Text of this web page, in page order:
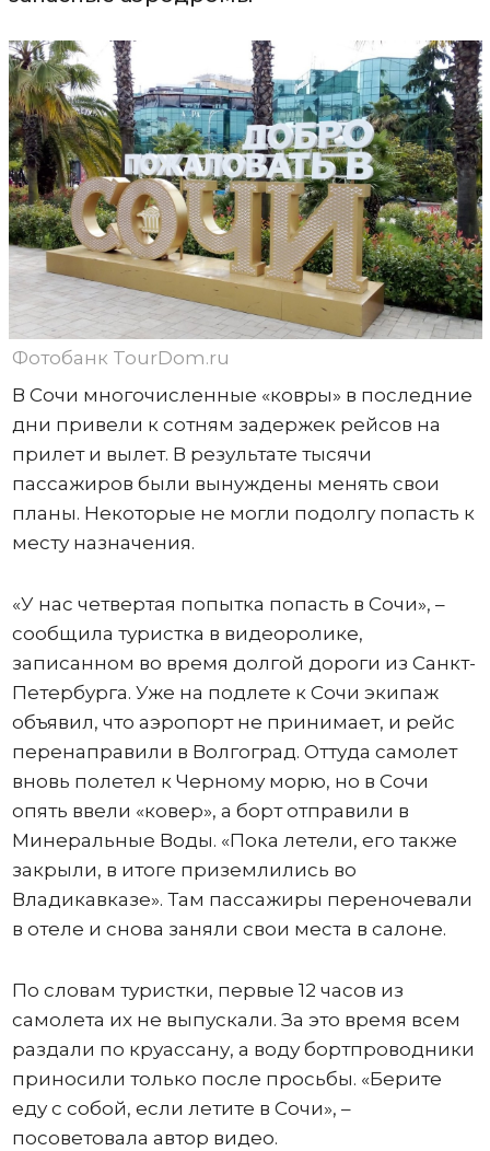
Фотобанк TourDom.ru
В Сочи многочисленные «ковры» в последние
дни привели к сотням задержек рейсов на
прилет и вылет. В результате тысячи
пассажиров были вынуждены менять свои
планы. Некоторые не могли подолгу попасть к
месту назначения.
«У нас четвертая попытка попасть в Сочи», –
сообщила туристка в видеоролике,
записанном во время долгой дороги из Санкт-
Петербурга. Уже на подлете к Сочи экипаж
объявил, что аэропорт не принимает, и рейс
перенаправили в Волгоград. Оттуда самолет
вновь полетел к Черному морю, но в Сочи
опять ввели «ковер», а борт отправили в
Минеральные Воды. «Пока летели, его также
закрыли, в итоге приземлились во
Владикавказе». Там пассажиры переночевали
в отеле и снова заняли свои места в салоне.
По словам туристки, первые 12 часов из
самолета их не выпускали. За это время всем
раздали по круассану, а воду бортпроводники
приносили только после просьбы. «Берите
еду с собой, если летите в Сочи», –
посоветовала автор видео.